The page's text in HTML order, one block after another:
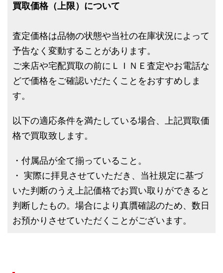
買取価格（上限）について
査定価格は品物の状態や当社の在庫状況によって
予告なく変動することがあります。
ご来店や宅配買取の前にＬＩＮＥ査定やお電話な
どで価格をご確認いだたくことをおすすめしま
す。
以下の適応条件を満たしている場合、上記買取価
格で買取致します。
・付属品が全て揃っていること。
・ 実際に拝見させていただき、当社規定に基づ
いた判断のうえ上記価格でお買い取りができると
判断したもの。場合により真贋確認のため、数日
お預かりさせていただくことがございます。